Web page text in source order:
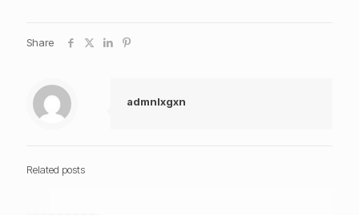
Share
admnlxgxn
Related posts